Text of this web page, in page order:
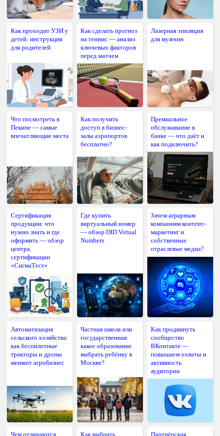
Как проходит УЗИ у
детей: инструкция
для родителей
Как сделать прогноз
на теннис — анализ
ключевых факторов
перед матчем
Лазерная эпиляция
для мужчин
Что посмотреть в
Пекине — самые
впечатляющие места
Как получить
доступ в бизнес-
залы аэропортов
бесплатно?
Премиальное
обслуживание в
банке — что даёт и
как подключить?
Сертификация
продукции: что
нужно знать и где
оформить — обзор
центра
сертификации
«СигмаТест»
Где купить
виртуальный номер
— обзор DID Virtual
Numbers
Зачем аграрным
компаниям контент-
маркетинг и
собственные
отраслевые медиа?
Автоматизация
сельского хозяйства:
как беспилотные
тракторы и дроны
меняют агробизнес
Частная школа или
государственная:
какое образование
выбрать ребёнку в
Москве?
Как продвинуть
сообщество
ВКонтакте —
повышаем охваты и
активность
аудитории
Чем отличаются Как выбрать Партнёрская